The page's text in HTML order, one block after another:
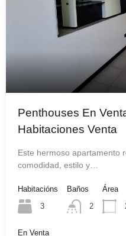
Penthouses En
Habitaciones Venta
Este hermoso apartamento
comodidad, estilo y…
Habitacións
3
Baños
2
Área
En Venta